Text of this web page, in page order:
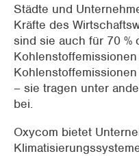
Städte und
Kräfte des
sind sie auch für 70 %
– sie tragen unter
bei.
Oxycom bietet